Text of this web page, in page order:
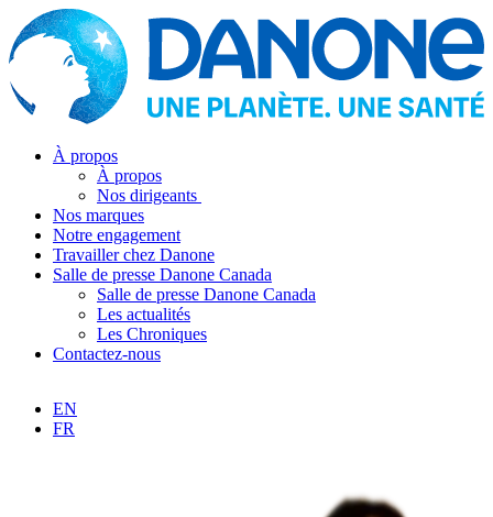
À propos
À propos
Nos dirigeants
Nos marques
Notre engagement
Travailler chez Danone
Salle de presse Danone Canada
Salle de presse Danone Canada
Les actualités
Les Chroniques
Contactez-nous
EN
FR